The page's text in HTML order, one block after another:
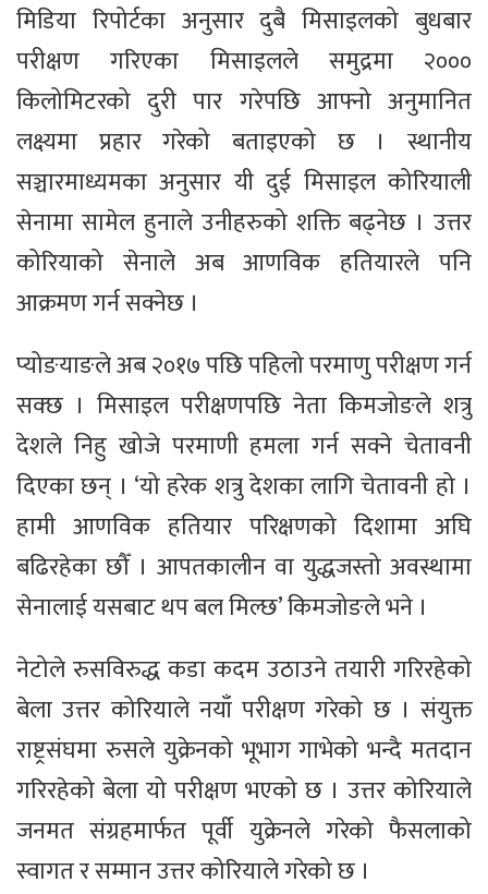
मिडिया रिपोर्टका अनुसार दुबै मिसाइलको बुधबार
परीक्षण गरिएका मिसाइलले समुद्रमा २०००
किलोमिटरको दुरी पार गरेपछि आफ्नो अनुमानित
लक्ष्यमा प्रहार गरेको बताइएको छ । स्थानीय
सञ्चारमाध्यमका अनुसार यी दुई मिसाइल कोरियाली
सेनामा सामेल हुनाले उनीहरुको शक्ति बढ्नेछ । उत्तर
कोरियाको सेनाले अब आणविक हतियारले पनि
आक्रमण गर्न सक्नेछ ।
प्योङयाङले अब २०१७ पछि पहिलो परमाणु परीक्षण गर्न
सक्छ । मिसाइल परीक्षणपछि नेता किमजोङले शत्रु
देशले निहु खोजे परमाणी हमला गर्न सक्ने चेतावनी
दिएका छन् । ‘यो हरेक शत्रु देशका लागि चेतावनी हो ।
हामी आणविक हतियार परिक्षणको दिशामा अघि
बढिरहेका छौँ । आपतकालीन वा युद्धजस्तो अवस्थामा
सेनालाई यसबाट थप बल मिल्छ’ किमजोङले भने ।
नेटोले रुसविरुद्ध कडा कदम उठाउने तयारी गरिरहेको
बेला उत्तर कोरियाले नयाँ परीक्षण गरेको छ । संयुक्त
राष्ट्रसंघमा रुसले युक्रेनको भूभाग गाभेको भन्दै मतदान
गरिरहेको बेला यो परीक्षण भएको छ । उत्तर कोरियाले
जनमत संग्रहमार्फत पूर्वी युक्रेनले गरेको फैसलाको
स्वागत र सम्मान उत्तर कोरियाले गरेको छ ।